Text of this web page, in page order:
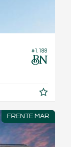
#1.188
FRENTE MAR